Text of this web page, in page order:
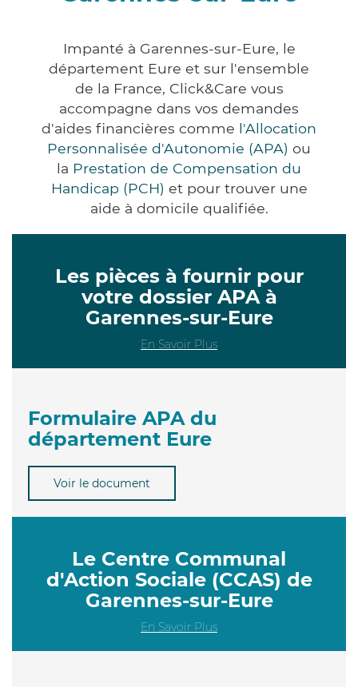
Impanté à Garennes-sur-Eure, le
département Eure et sur l'ensemble
de la France, Click&Care vous
accompagne dans vos demandes
d'aides financières comme l'Allocation
Personnalisée d'Autonomie (APA) ou
la Prestation de Compensation du
Handicap (PCH) et pour trouver une
aide à domicile qualifiée.
Les pièces à fournir pour
votre dossier APA à
Garennes-sur-Eure
En Savoir Plus
Formulaire APA du
département Eure
Voir le document
Le Centre Communal
d'Action Sociale (CCAS) de
Garennes-sur-Eure
En Savoir Plus